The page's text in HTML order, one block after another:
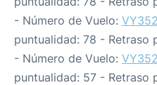
- Número de Vuelo:
puntualidad: 78 - Retraso
- Número de Vuelo:
puntualidad: 57 - Retraso